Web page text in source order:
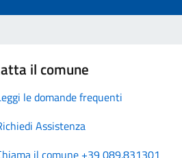
il comune
le domande frequenti
Assistenza
il comune +39 089.831301